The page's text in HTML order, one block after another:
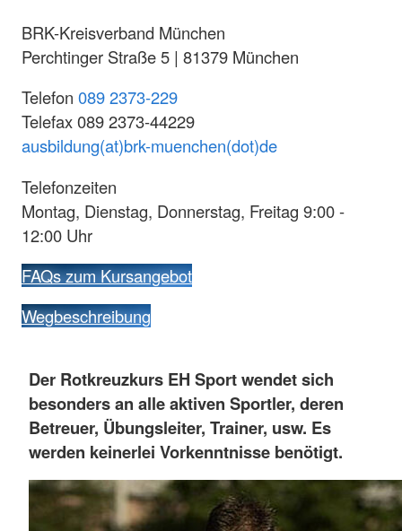
BRK-Kreisverband München
Perchtinger Straße 5 | 81379 München
Telefon 089 2373-229
Telefax 089 2373-44229
ausbildung(at)brk-muenchen(dot)de
Telefonzeiten
Montag, Dienstag, Donnerstag, Freitag 9:00 -
12:00 Uhr
FAQs zum Kursangebot
Wegbeschreibung
Der Rotkreuzkurs EH Sport wendet sich
besonders an alle aktiven Sportler, deren
Betreuer, Übungsleiter, Trainer, usw. Es
werden keinerlei Vorkenntnisse benötigt.